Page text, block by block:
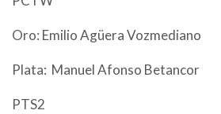
Oro: Emilio Agüera Vozmediano
Plata: Manuel Afonso Betancor
PTS2